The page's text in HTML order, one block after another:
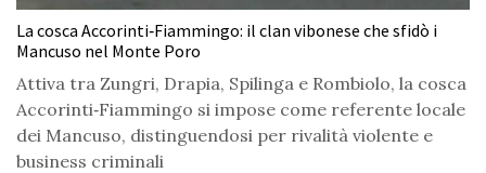
La cosca Accorinti‑Fiammingo: il clan vibonese che sfidò i
Mancuso nel Monte Poro
Attiva tra Zungri, Drapia, Spilinga e Rombiolo, la cosca
Accorinti‑Fiammingo si impose come referente locale
dei Mancuso, distinguendosi per rivalità violente e
business criminali